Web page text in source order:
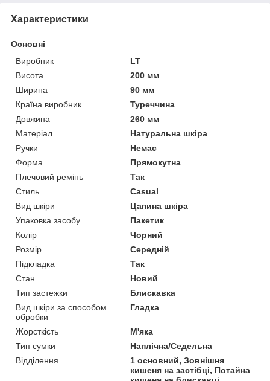
Характеристики
Основні
Виробник
LT
Висота
200 мм
Ширина
90 мм
Країна виробник
Туреччина
Довжина
260 мм
Матеріал
Натуральна шкіра
Ручки
Немає
Форма
Прямокутна
Плечовий ремінь
Так
Стиль
Casual
Вид шкіри
Цапина шкіра
Упаковка засобу
Пакетик
Колір
Чорний
Розмір
Середній
Підкладка
Так
Стан
Новий
Тип застежки
Блискавка
Вид шкіри за способом
обробки
Гладка
Жорсткість
М'яка
Тип сумки
Наплічна/Седельна
Відділення
1 основний, Зовнішня
кишеня на застібці, Потайна